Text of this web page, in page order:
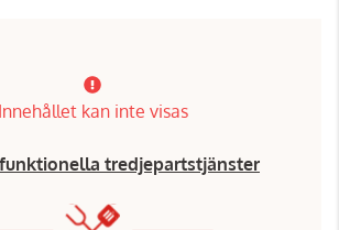
Innehållet kan inte visas
tredjepartstjänster